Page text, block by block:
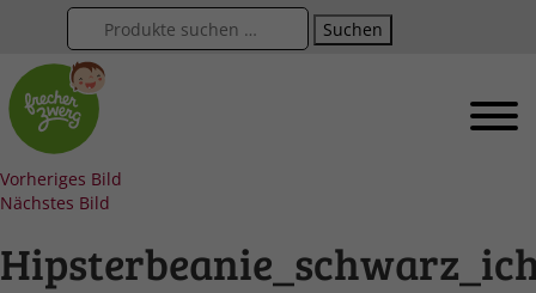
Suchen
Vorheriges Bild
Nächstes Bild